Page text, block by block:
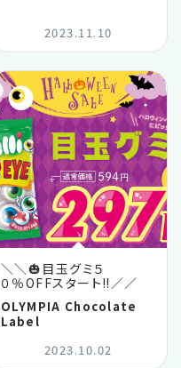
2023.11.10
＼＼🎃目玉グミ５
０％OFFスタート‼️／／
OLYMPIA Chocolate
Label
2023.10.02